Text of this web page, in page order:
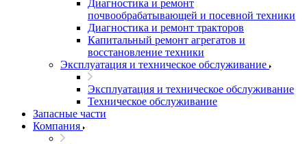
Диагностика и ремонт
почвообрабатывающей и посевной техники
Диагностика и ремонт тракторов
Капитальный ремонт агрегатов и
восстановление техники
Эксплуатация и техническое обслуживание
Эксплуатация и техническое обслуживание
Техническое обслуживание
Запасные части
Компания